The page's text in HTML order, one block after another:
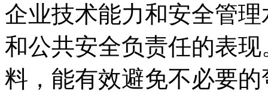
企业技术能力和安全管
和公共安全负责任的表
料，能有效避免不必要